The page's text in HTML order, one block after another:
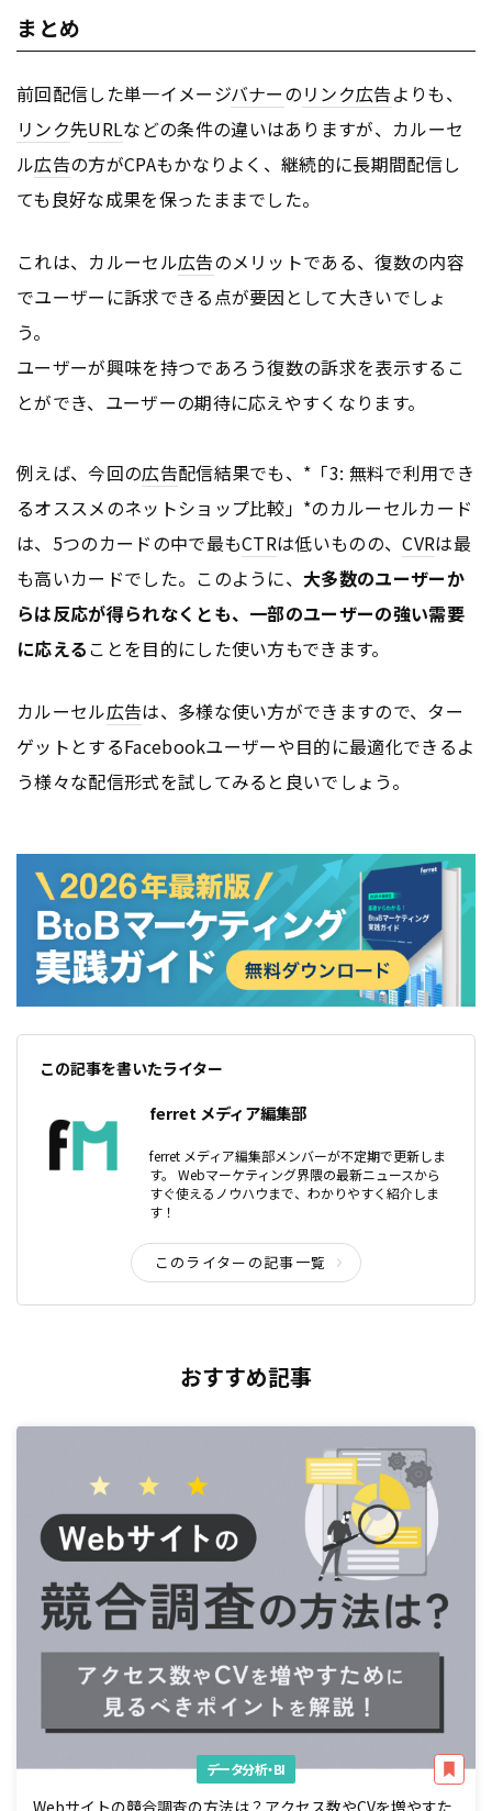
まとめ
前回配信した単一イメージバナーのリンク広告よりも、
リンク先URLなどの条件の違いはありますが、カルーセ
ル広告の方がCPAもかなりよく、継続的に長期間配信し
ても良好な成果を保ったままでした。
これは、カルーセル広告のメリットである、復数の内容
でユーザーに訴求できる点が要因として大きいでしょ
う。
ユーザーが興味を持つであろう復数の訴求を表示するこ
とができ、ユーザーの期待に応えやすくなります。
例えば、今回の広告配信結果でも、*「3: 無料で利用でき
るオススメのネットショップ比較」*のカルーセルカード
は、5つのカードの中で最もCTRは低いものの、CVRは最
も高いカードでした。このように、大多数のユーザーか
らは反応が得られなくとも、一部のユーザーの強い需要
に応えることを目的にした使い方もできます。
カルーセル広告は、多様な使い方ができますので、ター
ゲットとするFacebookユーザーや目的に最適化できるよ
う様々な配信形式を試してみると良いでしょう。
この記事を書いたライター
ferret メディア編集部
ferret メディア編集部メンバーが不定期で更新しま
す。 Webマーケティング界隈の最新ニュースから
すぐ使えるノウハウまで、わかりやすく紹介しま
す！
このライターの記事一覧
おすすめ記事
データ分析・BI